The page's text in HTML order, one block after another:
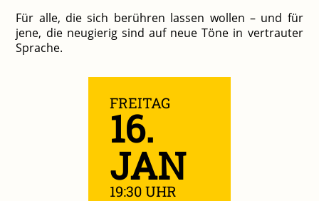
Für alle, die sich berühren lassen wollen – und für
jene, die neugierig sind auf neue Töne in vertrauter
Sprache.
FREITAG
16.
JAN
19:30 UHR